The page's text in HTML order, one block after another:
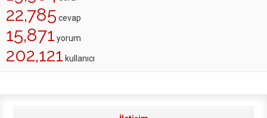
22,785 cevap
15,871 yorum
202,121 kullanıcı